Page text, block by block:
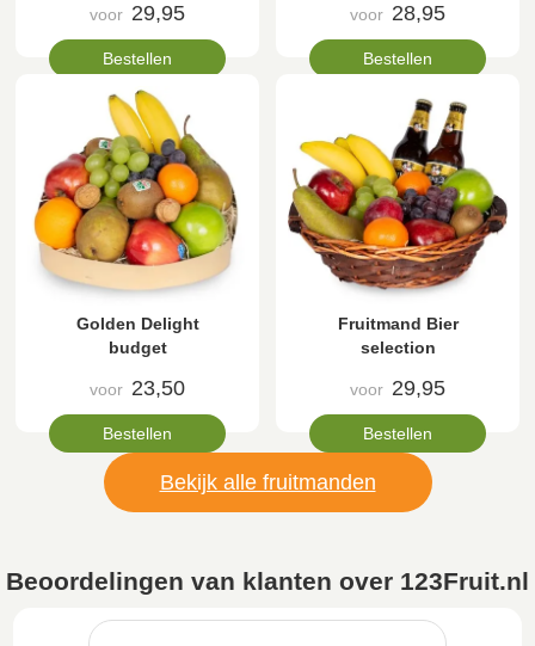
voor 29,95
Bestellen
voor 28,95
Bestellen
Golden Delight
budget
voor 23,50
Bestellen
Fruitmand Bier
selection
voor 29,95
Bestellen
Bekijk alle fruitmanden
Beoordelingen van klanten over 123Fruit.nl